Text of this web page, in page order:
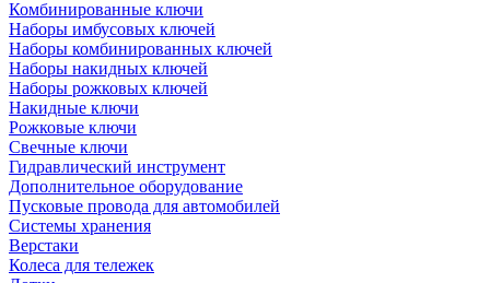
Комбинированные ключи
Наборы имбусовых ключей
Наборы комбинированных ключей
Наборы накидных ключей
Наборы рожковых ключей
Накидные ключи
Рожковые ключи
Свечные ключи
Гидравлический инструмент
Дополнительное оборудование
Пусковые провода для автомобилей
Системы хранения
Верстаки
Колеса для тележек